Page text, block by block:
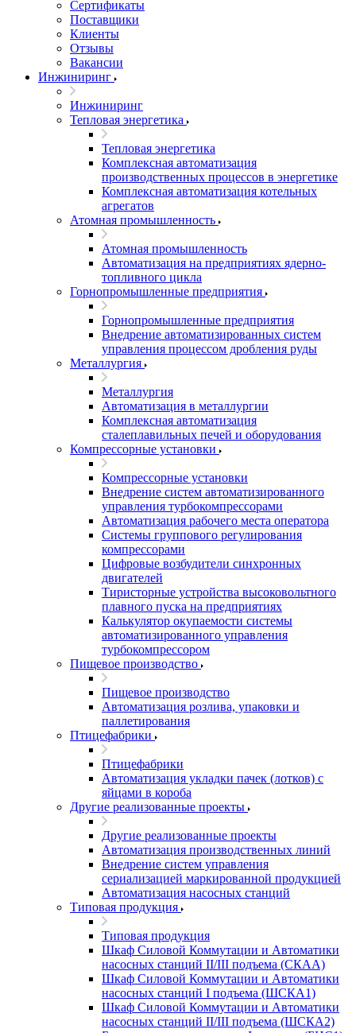
Сертификаты
Поставщики
Клиенты
Отзывы
Вакансии
Инжиниринг
Инжиниринг
Тепловая энергетика
Тепловая энергетика
Комплексная автоматизация
производственных процессов в энергетике
Комплексная автоматизация котельных
агрегатов
Атомная промышленность
Атомная промышленность
Автоматизация на предприятиях ядерно-
топливного цикла
Горнопромышленные предприятия
Горнопромышленные предприятия
Внедрение автоматизированных систем
управления процессом дробления руды
Металлургия
Металлургия
Автоматизация в металлургии
Комплексная автоматизация
сталеплавильных печей и оборудования
Компрессорные установки
Компрессорные установки
Внедрение систем автоматизированного
управления турбокомпрессорами
Автоматизация рабочего места оператора
Системы группового регулирования
компрессорами
Цифровые возбудители синхронных
двигателей
Тиристорные устройства высоковольтного
плавного пуска на предприятиях
Калькулятор окупаемости системы
автоматизированного управления
турбокомпрессором
Пищевое производство
Пищевое производство
Автоматизация розлива, упаковки и
паллетирования
Птицефабрики
Птицефабрики
Автоматизация укладки пачек (лотков) с
яйцами в короба
Другие реализованные проекты
Другие реализованные проекты
Автоматизация производственных линий
Внедрение систем управления
сериализацией маркированной продукцией
Автоматизация насосных станций
Типовая продукция
Типовая продукция
Шкаф Силовой Коммутации и Автоматики
насосных станций II/III подъема (СКАА)
Шкаф Силовой Коммутации и Автоматики
насосных станций I подъема (ШСКА1)
Шкаф Силовой Коммутации и Автоматики
насосных станций II/III подъема (ШСКА2)